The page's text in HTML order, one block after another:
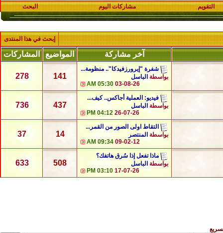
التقويم مشاركات اليوم البحث
إبحث في هذا المنتدى
آخر مشاركة المواضيع المشاركات
شفرة "إيرورزفيدكا".. منظومة...
بواسطة الباسل
03-08-26
05:30 AM
141
278
فيديو: العملية أجاكس.. كيف...
بواسطة الباسل
26-07-26
04:12 PM
437
736
التقاط اولى الصور من القمر...
بواسطة المنتصر
09-02-12
09:34 AM
14
37
ماذا تفعل إذا سُرق هاتفك؟
بواسطة الباسل
17-07-26
03:10 PM
508
633